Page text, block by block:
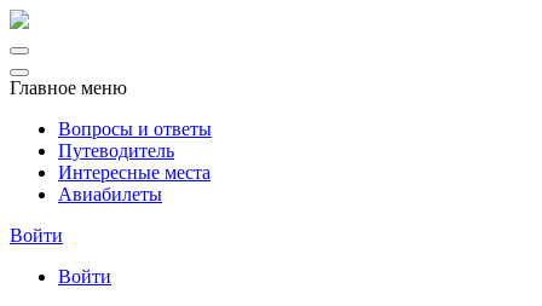
Главное меню
Вопросы и ответы
Путеводитель
Интересные места
Авиабилеты
Войти
Войти